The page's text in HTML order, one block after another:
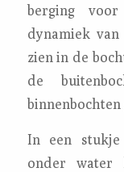
berging
dynamiek
zien in de
de
In een
onder water